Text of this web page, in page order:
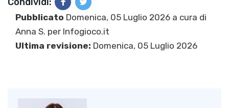
Pubblicato Domenica, 05 Luglio 2026 a cura di
Anna S. per Infogioco.it
Ultima revisione: Domenica, 05 Luglio 2026